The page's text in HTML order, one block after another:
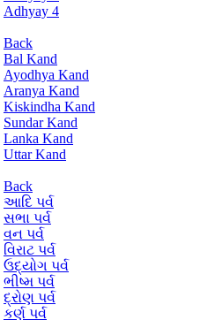
Adhyay 4
Back
Bal Kand
Ayodhya Kand
Aranya Kand
Kiskindha Kand
Sundar Kand
Lanka Kand
Uttar Kand
Back
આદિ પર્વ
સભા પર્વ
વન પર્વ
વિરાટ પર્વ
ઉદ્યોગ પર્વ
ભીષ્મ પર્વ
દ્રોણ પર્વ
કર્ણ પર્વ